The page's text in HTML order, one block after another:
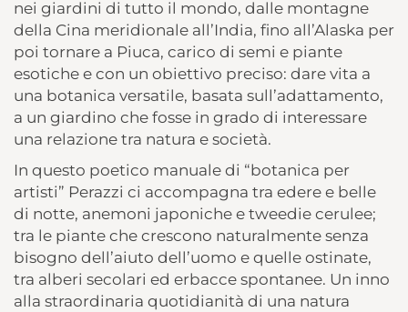
nei giardini di tutto il mondo, dalle montagne
della Cina meridionale all’India, fino all’Alaska per
poi tornare a Piuca, carico di semi e piante
esotiche e con un obiettivo preciso: dare vita a
una botanica versatile, basata sull’adattamento,
a un giardino che fosse in grado di interessare
una relazione tra natura e società.
In questo poetico manuale di “botanica per
artisti” Perazzi ci accompagna tra edere e belle
di notte, anemoni japoniche e tweedie cerulee;
tra le piante che crescono naturalmente senza
bisogno dell’aiuto dell’uomo e quelle ostinate,
tra alberi secolari ed erbacce spontanee. Un inno
alla straordinaria quotidianità di una natura